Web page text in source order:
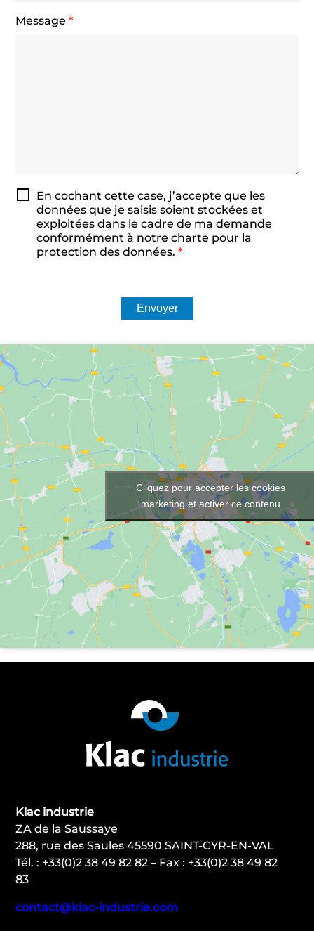
Message*
En cochant cette case, j’accepte que les
données que je saisis soient stockées et
exploitées dans le cadre de ma demande
conformément à notre charte pour la
protection des données.*
Cliquez pour accepter les cookies
marketing et activer ce contenu
Klac industrie
ZA de la Saussaye
288, rue des Saules 45590 SAINT-CYR-EN-VAL
Tél. : +33(0)2 38 49 82 82 – Fax : +33(0)2 38 49 82
83
contact@klac-industrie.com